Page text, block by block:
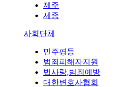
제주
세종
사회단체
민주평등
범죄피해자지원
법사랑,범죄예방
대한변호사협회